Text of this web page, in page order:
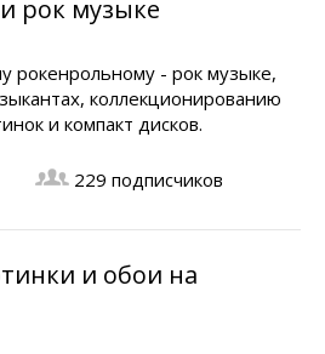
рок музыке
рокенрольному - рок музыке,
коллекционированию
и компакт дисков.
229 подписчиков
и обои на